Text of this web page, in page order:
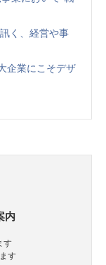
く、経営や事
企業にこそデザ
内
す
す